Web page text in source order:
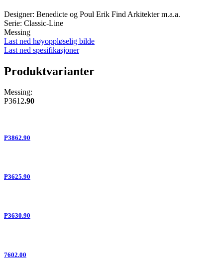
Designer: Benedicte og Poul Erik Find Arkitekter m.a.a.
Serie: Classic-Line
Messing
Last ned høyoppløselig bilde
Last ned spesifikasjoner
Produktvarianter
Messing:
P3612.90
P3862.90
P3625.90
P3630.90
7602.00